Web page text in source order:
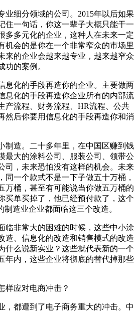
细分领域的公司。2015年以后如果
住一句话，你这一辈子大概只能干一
多多元化的企业，这种人在未来一定
机会的是你在一个非常窄众的市场里
来的企业会越来越专业，越来越窄众
功的案例。
化的手段再造你的企业。主要做两
息化的手段再造你企业所有的内部流
产流程、财务流程、HR流程、公共
然后你要用信息化的手段再造你和消
造。二十多年里，在中国区赚到钱
最大的涂料公司、服装公司、领带公
司，未来恐怕没有这样的机会。未来
同一个款式不是一下子做五十万桶，
万桶，甚至有可能说当你做五万桶的
买单买掉了，他已经预付款了，这个
造业企业都面临这三个改造。
非常大的困难的时候，这些中小涂
造、信息化的改造和销售模式的改造
什么说新实业？这些就代表新的一个
年内，这些企业将彻底的替代掉那些
应对电商冲击？
都遭到了电子商务重大的冲击。中